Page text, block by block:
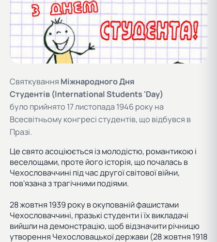
Святкування Міжнародного Дня
Студентів (International Students 'Day)
було прийнято 17 листопада 1946 року на
Всесвітньому конгресі студентів, що відбувся в
Празі.
Це свято асоціюється із молодістю, романтикою і
веселощами, проте його історія, що почалась в
Чехословаччині під час другої світової війни,
пов'язана з трагічними подіями.
28 жовтня 1939 року в окупованій фашистами
Чехословаччині, празькі студенти і їх викладачі
вийшли на демонстрацію, щоб відзначити річницю
утворення Чехословацької держави (28 жовтня 1918